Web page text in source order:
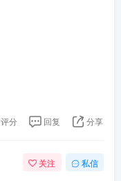
评分 回复 分享
关注 私信